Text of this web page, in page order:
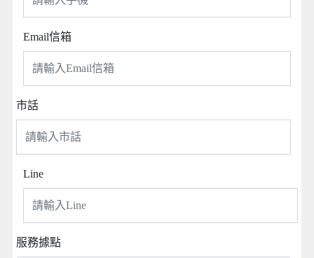
Email信箱
市話
Line
服務據點